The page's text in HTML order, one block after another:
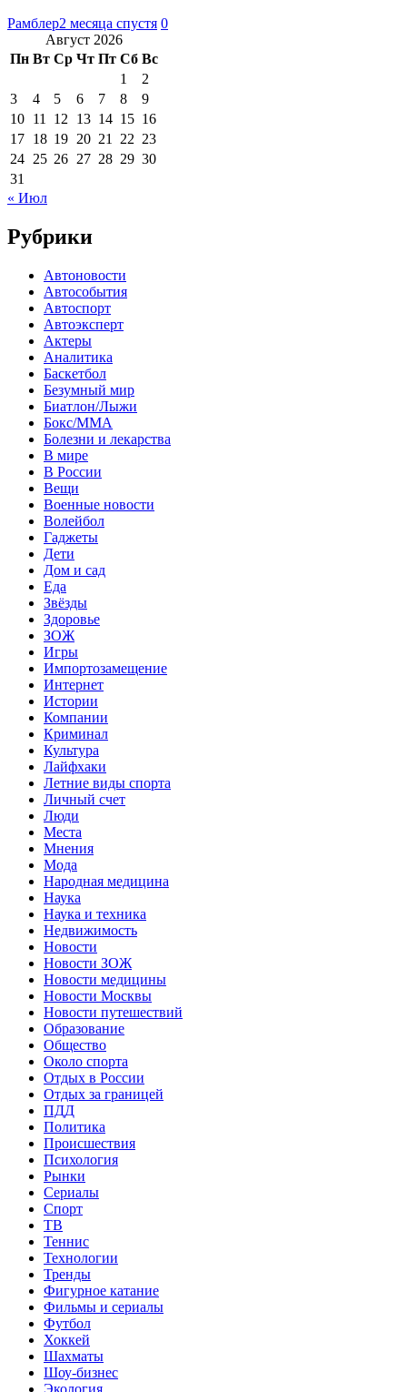
Рамблер2 месяца спустя 0
Август 2026
Пн Вт Ср Чт Пт Сб Вс
1
2
3
4 5 6 7 8
9
10 11 12 13 14 15 16
17 18 19 20 21 22 23
24 25 26 27 28 29 30
31
« Июл
Рубрики
Автоновости
Автособытия
Автоспорт
Автоэксперт
Актеры
Аналитика
Баскетбол
Безумный мир
Биатлон/Лыжи
Бокс/MMA
Болезни и лекарства
В мире
В России
Вещи
Военные новости
Волейбол
Гаджеты
Дети
Дом и сад
Еда
Звёзды
Здоровье
ЗОЖ
Игры
Импортозамещение
Интернет
Истории
Компании
Криминал
Культура
Лайфхаки
Летние виды спорта
Личный счет
Люди
Места
Мнения
Мода
Народная медицина
Наука
Наука и техника
Недвижимость
Новости
Новости ЗОЖ
Новости медицины
Новости Москвы
Новости путешествий
Образование
Общество
Около спорта
Отдых в России
Отдых за границей
ПДД
Политика
Происшествия
Психология
Рынки
Сериалы
Спорт
ТВ
Теннис
Технологии
Тренды
Фигурное катание
Фильмы и сериалы
Футбол
Хоккей
Шахматы
Шоу-бизнес
Экология